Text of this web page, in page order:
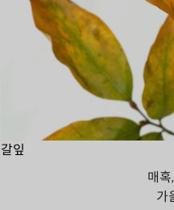
갈잎
매
가